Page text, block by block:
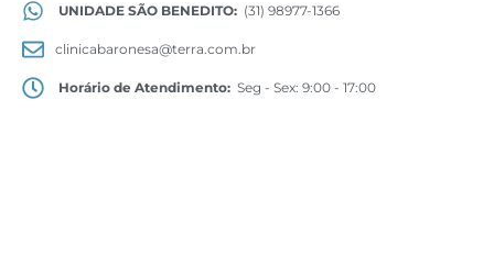
UNIDADE SÃO BENEDITO: (31) 98977-1366
clinicabaronesa@terra.com.br
Horário de Atendimento: Seg - Sex: 9:00 - 17:00